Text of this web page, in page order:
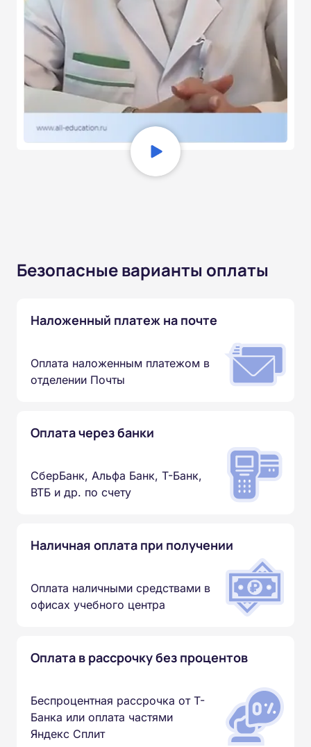
Безопасные варианты оплаты
Наложенный платеж на почте
Оплата наложенным платежом в
отделении Почты
Оплата через банки
СберБанк, Альфа Банк, Т-Банк,
ВТБ и др. по счету
Наличная оплата при получении
Оплата наличными средствами в
офисах учебного центра
Оплата в рассрочку без процентов
Беспроцентная рассрочка от Т-
Банка или оплата частями
Яндекс Сплит